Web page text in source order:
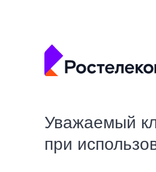
Уважаемый
при